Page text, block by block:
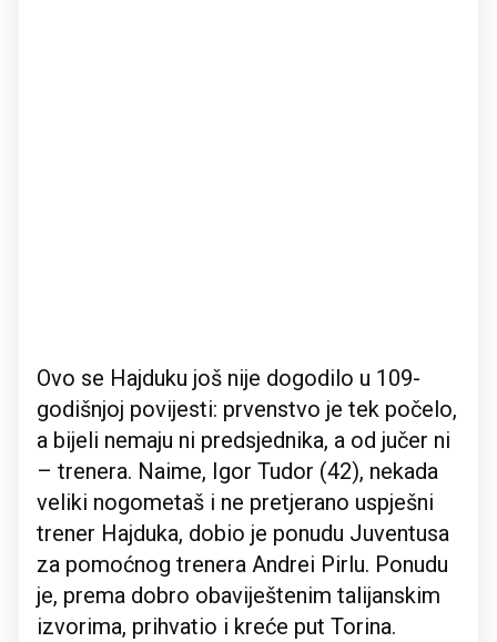
Ovo se Hajduku još nije dogodilo u 109-
godišnjoj povijesti: prvenstvo je tek počelo,
a bijeli nemaju ni predsjednika, a od jučer ni
– trenera. Naime, Igor Tudor (42), nekada
veliki nogometaš i ne pretjerano uspješni
trener Hajduka, dobio je ponudu Juventusa
za pomoćnog trenera Andrei Pirlu. Ponudu
je, prema dobro obaviještenim talijanskim
izvorima, prihvatio i kreće put Torina.